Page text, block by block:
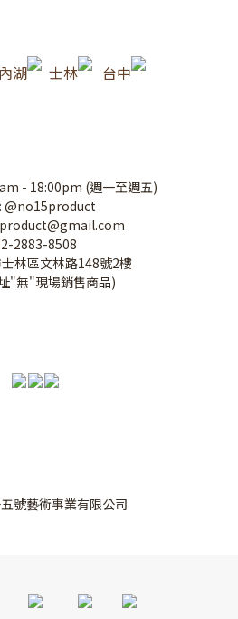
湖 士林 台中
- 18:00pm (週一至週五)
@no15product
2883-8508
林區文林路148號2樓
"無"現場銷售商品)
號藝術事業有限公司